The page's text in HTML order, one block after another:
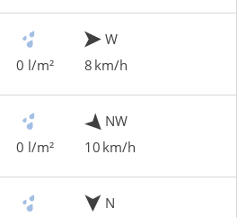
0 l/m²
W
8 km/h
0 l/m²
NW
10 km/h
N